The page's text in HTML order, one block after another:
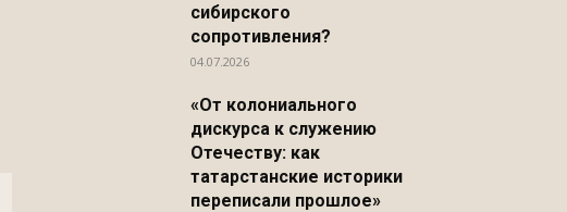
сибирского
сопротивления?
04.07.2026
«От колониального
дискурса к служению
Отечеству: как
татарстанские историки
переписали прошлое»